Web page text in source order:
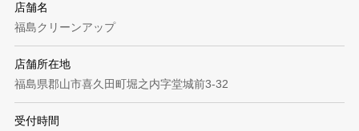
店舗名
福島クリーンアップ
店舗所在地
福島県郡山市喜久田町堀之内字堂城前3-32
受付時間